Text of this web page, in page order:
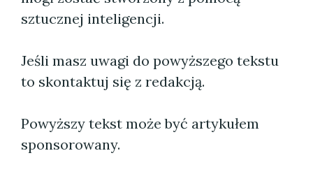
sztucznej inteligencji.
Jeśli masz uwagi do powyższego tekstu
to skontaktuj się z redakcją.
Powyższy tekst może być artykułem
sponsorowany.